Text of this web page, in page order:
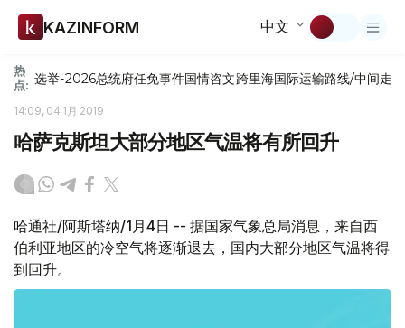
KAZINFORM 中文
热
点: 选举-2026总统府任免事件国情咨文跨里海国际运输路线/中间走廊
14:09, 04 1月 2019
哈萨克斯坦大部分地区气温将有所回升
哈通社/阿斯塔纳/1月4日 -- 据国家气象总局消息，来自西
伯利亚地区的冷空气将逐渐退去，国内大部分地区气温将得
到回升。